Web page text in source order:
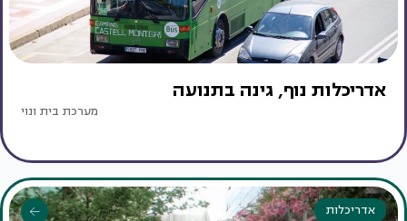
אדריכלות נוף, גינה בתנועה
מערכת בית ונוי
אדריכלות